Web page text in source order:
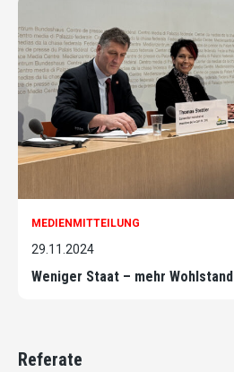
MEDIENMITTEILUNG
29.11.2024
Weniger Staat – mehr Wohlstand
Referate